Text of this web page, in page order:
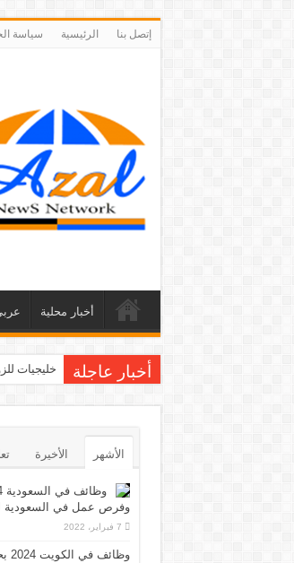
إتصل بنا الرئيسية سياسة
أخبار محلية
أخبار عاجلة خليجيات
الأشهر الأخيرة
وفرص عمل في السعودية
7 فبراير، 2022